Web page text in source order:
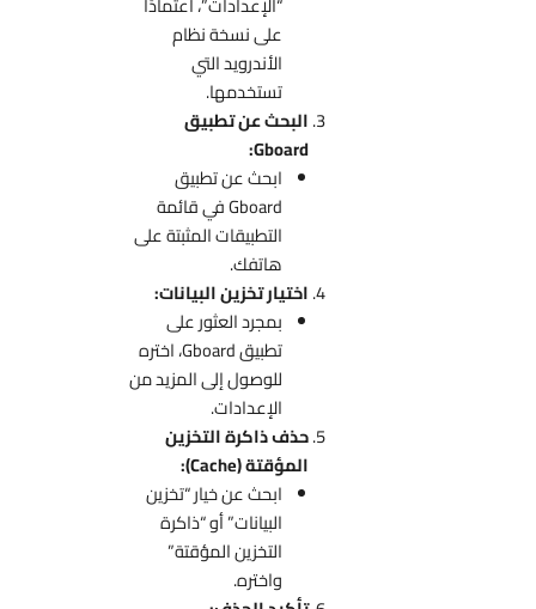
على نسخة نظام
الأندرويد التي
تستخدمها.
البحث عن تطبيق
Gboard:
ابحث عن تطبيق
Gboard في قائمة
التطبيقات المثبتة على
هاتفك.
اختيار تخزين البيانات:
بمجرد العثور على
تطبيق Gboard، اختره
للوصول إلى المزيد من
الإعدادات.
حذف ذاكرة التخزين
المؤقتة (Cache):
ابحث عن خيار “تخزين
البيانات” أو “ذاكرة
التخزين المؤقتة”
واختره.